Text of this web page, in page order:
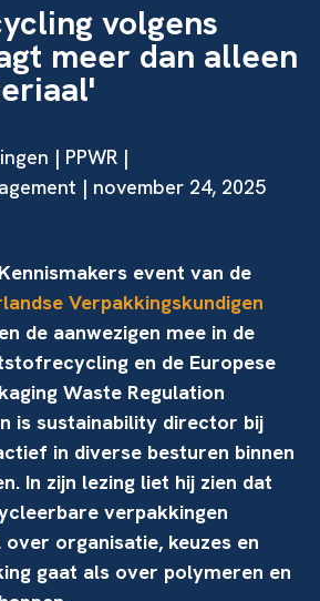
volgens
meer dan alleen
| PPWR |
| november 24, 2025
event van de
Verpakkingskundigen
de aanwezigen mee in de
en de Europese
Waste Regulation
is sustainability director bij
in diverse besturen binnen
In zijn lezing liet hij zien dat
verpakkingen
organisatie, keuzes en
gaat als over polymeren en